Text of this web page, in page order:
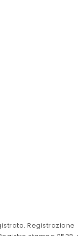
Registrazione